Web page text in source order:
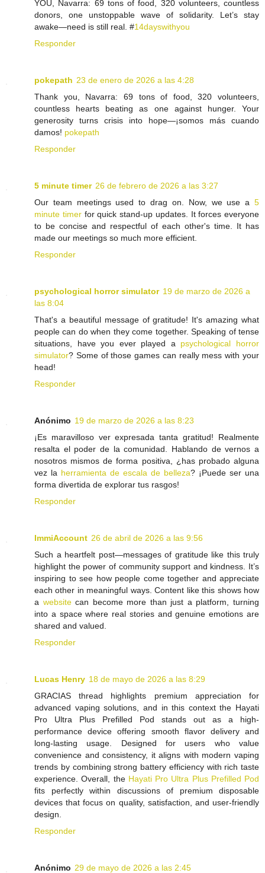
YOU, Navarra: 69 tons of food, 320 volunteers, countless
donors, one unstoppable wave of solidarity. Let’s stay
awake—need is still real. #14dayswithyou
Responder
pokepath 23 de enero de 2026 a las 4:28
Thank you, Navarra: 69 tons of food, 320 volunteers,
countless hearts beating as one against hunger. Your
generosity turns crisis into hope—¡somos más cuando
damos! pokepath
Responder
5 minute timer 26 de febrero de 2026 a las 3:27
Our team meetings used to drag on. Now, we use a 5
minute timerfor quick stand-up updates. It forces everyone
to be concise and respectful of each other's time. It has
made our meetings so much more efficient.
Responder
psychological horror simulator 19 de marzo de 2026 a
las 8:04
That's a beautiful message of gratitude! It's amazing what
people can do when they come together. Speaking of tense
situations, have you ever played a psychological horror
simulator? Some of those games can really mess with your
head!
Responder
Anónimo 19 de marzo de 2026 a las 8:23
¡Es maravilloso ver expresada tanta gratitud! Realmente
resalta el poder de la comunidad. Hablando de vernos a
nosotros mismos de forma positiva, ¿has probado alguna
vez la herramienta de escala de belleza? ¡Puede ser una
forma divertida de explorar tus rasgos!
Responder
ImmiAccount 26 de abril de 2026 a las 9:56
Such a heartfelt post—messages of gratitude like this truly
highlight the power of community support and kindness. It’s
inspiring to see how people come together and appreciate
each other in meaningful ways. Content like this shows how
a websitecan become more than just a platform, turning
into a space where real stories and genuine emotions are
shared and valued.
Responder
Lucas Henry 18 de mayo de 2026 a las 8:29
GRACIAS thread highlights premium appreciation for
advanced vaping solutions, and in this context the Hayati
Pro Ultra Plus Prefilled Pod stands out as a high-
performance device offering smooth flavor delivery and
long-lasting usage. Designed for users who value
convenience and consistency, it aligns with modern vaping
trends by combining strong battery efficiency with rich taste
experience. Overall, the Hayati Pro Ultra Plus Prefilled Pod
fits perfectly within discussions of premium disposable
devices that focus on quality, satisfaction, and user-friendly
design.
Responder
Anónimo 29 de mayo de 2026 a las 2:45